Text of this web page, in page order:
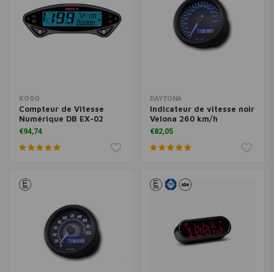
KOSO
Compteur de Vitesse
Numérique DB EX-02
€94,74
DAYTONA
Indicateur de vitesse noir
Velona 260 km/h
€82,05